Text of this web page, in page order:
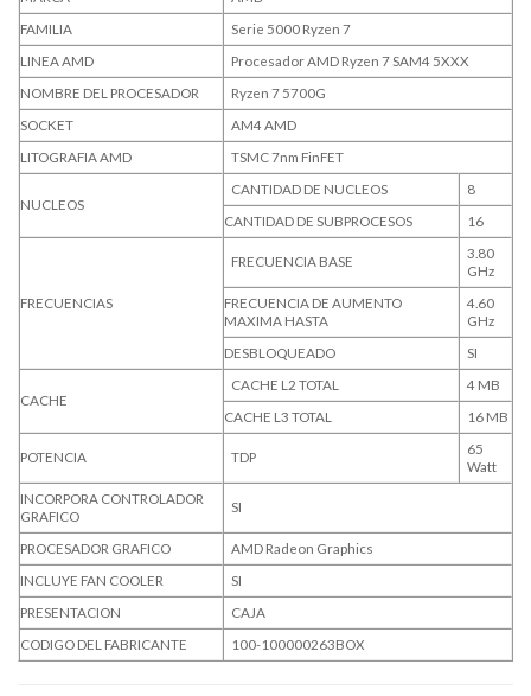
FAMILIA
Serie 5000 Ryzen 7
LINEA AMD
Procesador AMD Ryzen 7 SAM4 5XXX
NOMBRE DEL PROCESADOR
Ryzen 7 5700G
SOCKET
AM4 AMD
LITOGRAFIA AMD
TSMC 7nm FinFET
NUCLEOS
CANTIDAD DE NUCLEOS
8
CANTIDAD DE SUBPROCESOS
16
FRECUENCIAS
FRECUENCIA BASE
3.80
GHz
FRECUENCIA DE AUMENTO
MAXIMA HASTA
4.60
GHz
DESBLOQUEADO
SI
CACHE
CACHE L2 TOTAL
4 MB
CACHE L3 TOTAL
16 MB
POTENCIA TDP
65
Watt
INCORPORA CONTROLADOR
GRAFICO
SI
PROCESADOR GRAFICO
AMD Radeon Graphics
INCLUYE FAN COOLER
SI
PRESENTACION
CAJA
CODIGO DEL FABRICANTE
100-100000263BOX